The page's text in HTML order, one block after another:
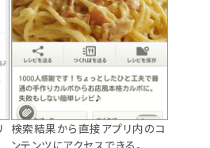
検索結果から直接アプリ内のコ
ンテンツにアクセスできる。